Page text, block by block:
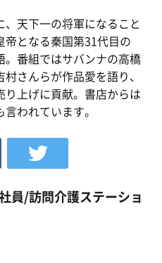
天下一の将軍になること
となる秦国第31代目の
番組ではサバンナの高橋
さんらが作品愛を語り、
上げに貢献。書店からは
われています。
員/訪問介護ステーショ